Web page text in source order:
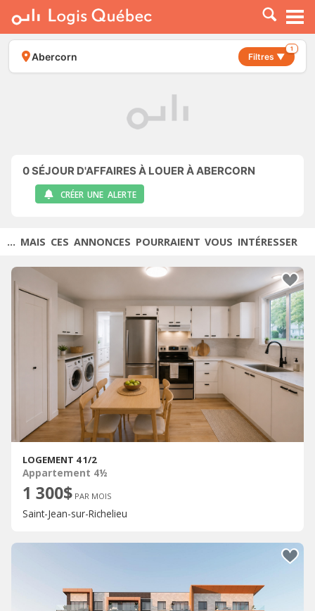
À LOUER
À VENDRE
PLACER UNE ANNONCE
Abercorn Filtres ▼
1
0SÉJOUR D'AFFAIRES À LOUER À ABERCORN
CRÉER UNE ALERTE
... MAIS CES ANNONCES POURRAIENT VOUS INTÉRESSER
LOGEMENT 4 1/2
Appartement 4½
1 300$ PAR MOIS
Saint-Jean-sur-Richelieu